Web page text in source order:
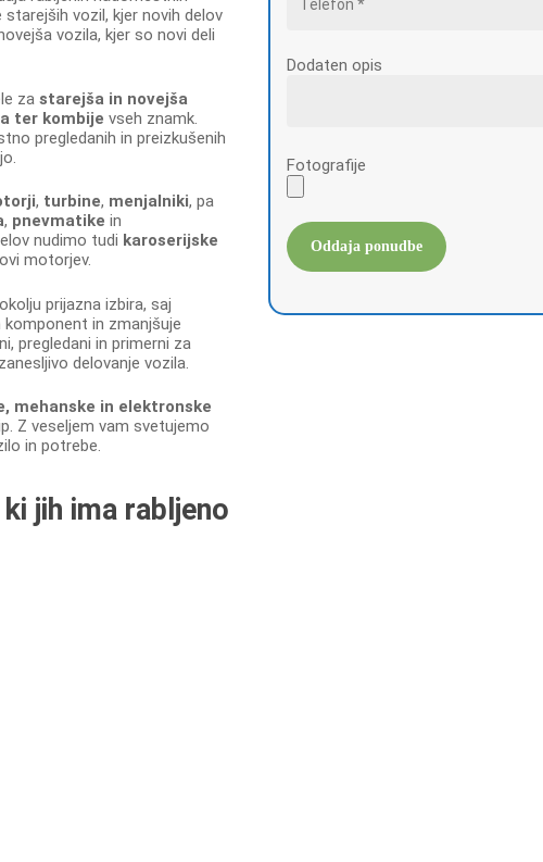
vozil, kjer novih delov
vozila, kjer so novi deli
zastarejša in novejša
ter kombije vseh znamk.
pregledanih in preizkušenih
, turbine, menjalniki, pa
, pnevmatike in
nudimo tudi karoserijske
motorjev.
prijazna izbira, saj
in zmanjšuje
pregledani in primerni za
delovanje vozila.
mehanske in elektronske
Z veseljem vam svetujemo
in potrebe.
jih ima rabljeno
Dodaten opis
Fotografije